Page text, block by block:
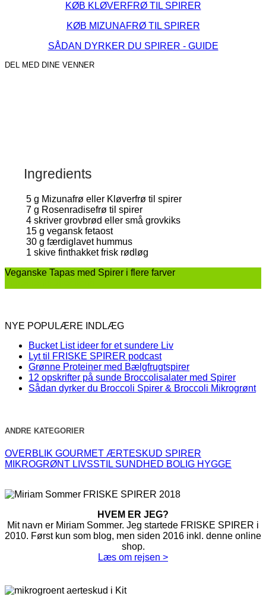
KØB KLØVERFRØ TIL SPIRER
KØB MIZUNAFRØ TIL SPIRER
SÅDAN DYRKER DU SPIRER - GUIDE
DEL MED DINE VENNER
Ingredients
5 g Mizunafrø eller Kløverfrø til spirer
7 g Rosenradisefrø til spirer
4 skriver grovbrød eller små grovkiks
15 g vegansk fetaost
30 g færdiglavet hummus
1 skive finthakket frisk rødløg
Veganske Tapas med Spirer i flere farver
NYE POPULÆRE INDLÆG
Bucket List ideer for et sundere Liv
Lyt til FRISKE SPIRER podcast
Grønne Proteiner med Bælgfrugtspirer
12 opskrifter på sunde Broccolisalater med Spirer
Sådan dyrker du Broccoli Spirer & Broccoli Mikrogrønt
ANDRE KATEGORIER
OVERBLIK GOURMET ÆRTESKUD SPIRER
MIKROGRØNT LIVSSTIL SUNDHED BOLIG HYGGE
HVEM ER JEG?
Mit navn er Miriam Sommer. Jeg startede FRISKE SPIRER i
2010. Først kun som blog, men siden 2016 inkl. denne online
shop.
Læs om rejsen >